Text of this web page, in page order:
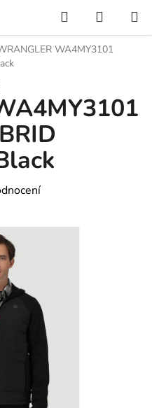
Hledat
KOŠÍK
WA4MY3101